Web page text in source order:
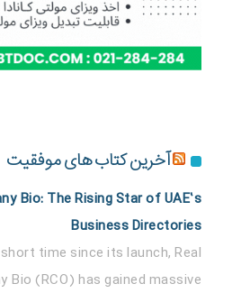
آخرین کتاب های موفقیت
Bio: The Rising Star of UAE’s
Business Directories
time since its launch, Real
Bio (RCO) has gained massive